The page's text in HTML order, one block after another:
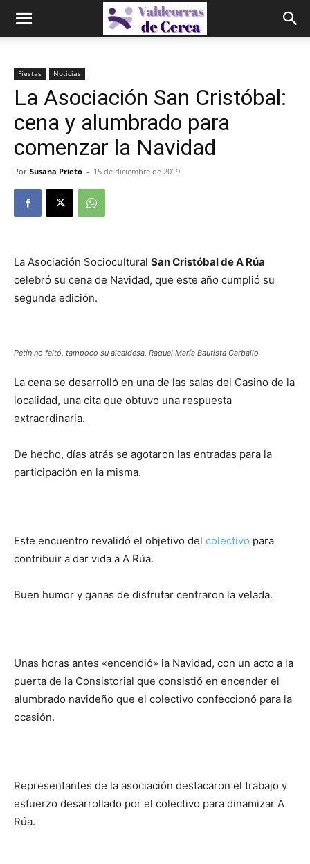
Fiestas Noticias
La Asociación San Cristóbal:
cena y alumbrado para
comenzar la Navidad
Por Susana Prieto - 15 de diciembre de 2019
La Asociación Sociocultural San Cristóbal de A Rúa
celebró su cena de Navidad, que este año cumplió su
segunda edición.
Petín no faltó, tampoco su alcaldesa, Raquel María Bautista Carballo
La cena se desarrolló en una de las salas del Casino de la
localidad, una cita que obtuvo una respuesta
extraordinaria.
De hecho, días atrás se agotaron las entradas para la
participación en la misma.
Este encuentro revalidó el objetivo del colectivo para
contribuir a dar vida a A Rúa.
Buen humor y ganas de disfrutar centraron la velada.
Unas horas antes «encendió» la Navidad, con un acto a la
puerta de la Consistorial que consistió en encender el
alumbrado navideño que el colectivo confeccionó para la
ocasión.
Representantes de la asociación destacaron el trabajo y
esfuerzo desarrollado por el colectivo para dinamizar A
Rúa.